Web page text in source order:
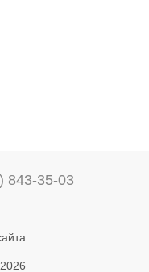
843-35-03